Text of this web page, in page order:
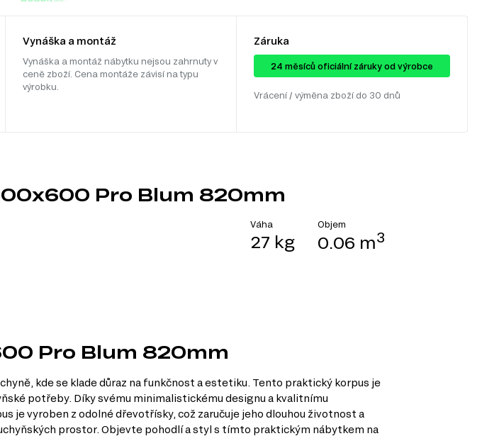
Vynáška a montáž
Vynáška a montáž nábytku nejsou zahrnuty v
ceně zboží. Cena montáže závisí na typu
výrobku.
Záruka
24 ​​​​měsíců oficiální záruky od výrobce
Vrácení / výměna zboží do 30 dnů
Pro Blum 820mm
Váha
27 kg
Objem
0.06 m3
Pro Blum 820mm
kde se klade důraz na funkčnost a estetiku. Tento praktický korpus je
potřeby. Díky svému minimalistickému designu a kvalitnímu
je vyroben z odolné dřevotřísky, což zaručuje jeho dlouhou životnost a
prostor. Objevte pohodlí a styl s tímto praktickým nábytkem na